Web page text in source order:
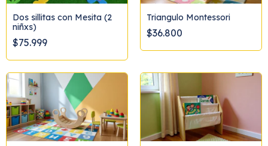
Dos sillitas con Mesita (2
niñxs)
$75.999
Triangulo Montessori
$36.800